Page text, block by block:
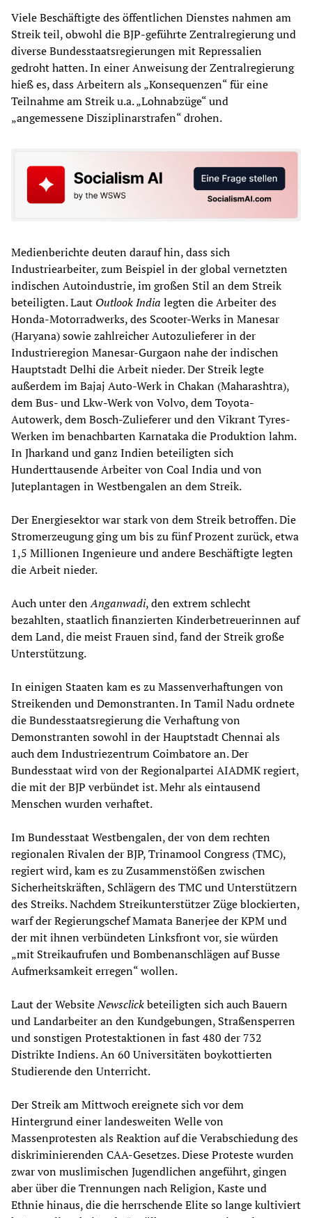
Viele Beschäftigte des öffentlichen Dienstes nahmen am
Streik teil, obwohl die BJP-geführte Zentralregierung und
diverse Bundesstaatsregierungen mit Repressalien
gedroht hatten. In einer Anweisung der Zentralregierung
hieß es, dass Arbeitern als „Konsequenzen“ für eine
Teilnahme am Streik u.a. „Lohnabzüge“ und
„angemessene Disziplinarstrafen“ drohen.
Medienberichte deuten darauf hin, dass sich
Industriearbeiter, zum Beispiel in der global vernetzten
indischen Autoindustrie, im großen Stil an dem Streik
beteiligten. Laut Outlook India legten die Arbeiter des
Honda-Motorradwerks, des Scooter-Werks in Manesar
(Haryana) sowie zahlreicher Autozulieferer in der
Industrieregion Manesar-Gurgaon nahe der indischen
Hauptstadt Delhi die Arbeit nieder. Der Streik legte
außerdem im Bajaj Auto-Werk in Chakan (Maharashtra),
dem Bus- und Lkw-Werk von Volvo, dem Toyota-
Autowerk, dem Bosch-Zulieferer und den Vikrant Tyres-
Werken im benachbarten Karnataka die Produktion lahm.
In Jharkand und ganz Indien beteiligten sich
Hunderttausende Arbeiter von Coal India und von
Juteplantagen in Westbengalen an dem Streik.
Der Energiesektor war stark von dem Streik betroffen. Die
Stromerzeugung ging um bis zu fünf Prozent zurück, etwa
1,5 Millionen Ingenieure und andere Beschäftigte legten
die Arbeit nieder.
Auch unter denAnganwadi, den extrem schlecht
bezahlten, staatlich finanzierten Kinderbetreuerinnen auf
dem Land, die meist Frauen sind, fand der Streik große
Unterstützung.
In einigen Staaten kam es zu Massenverhaftungen von
Streikenden und Demonstranten. In Tamil Nadu ordnete
die Bundesstaatsregierung die Verhaftung von
Demonstranten sowohl in der Hauptstadt Chennai als
auch dem Industriezentrum Coimbatore an. Der
Bundesstaat wird von der Regionalpartei AIADMK regiert,
die mit der BJP verbündet ist. Mehr als eintausend
Menschen wurden verhaftet.
Im Bundesstaat Westbengalen, der von dem rechten
regionalen Rivalen der BJP, Trinamool Congress (TMC),
regiert wird, kam es zu Zusammenstößen zwischen
Sicherheitskräften, Schlägern des TMC und Unterstützern
des Streiks. Nachdem Streikunterstützer Züge blockierten,
warf der Regierungschef Mamata Banerjee der KPM und
der mit ihnen verbündeten Linksfront vor, sie würden
„mit Streikaufrufen und Bombenanschlägen auf Busse
Aufmerksamkeit erregen“ wollen.
Laut der WebsiteNewsclickbeteiligten sich auch Bauern
und Landarbeiter an den Kundgebungen, Straßensperren
und sonstigen Protestaktionen in fast 480 der 732
Distrikte Indiens. An 60 Universitäten boykottierten
Studierende den Unterricht.
Der Streik am Mittwoch ereignete sich vor dem
Hintergrund einer landesweiten Welle von
Massenprotesten als Reaktion auf die Verabschiedung des
diskriminierenden CAA-Gesetzes. Diese Proteste wurden
zwar von muslimischen Jugendlichen angeführt, gingen
aber über die Trennungen nach Religion, Kaste und
Ethnie hinaus, die die herrschende Elite so lange kultiviert